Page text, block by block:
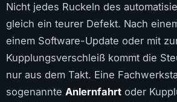
Nicht jedes Ruckeln des
gleich ein teurer Defekt. Nach
einem Software-Update oder mit
Kupplungsverschleiß kommt die
nur aus dem Takt. Eine
sogenannte Anlernfahrt oder